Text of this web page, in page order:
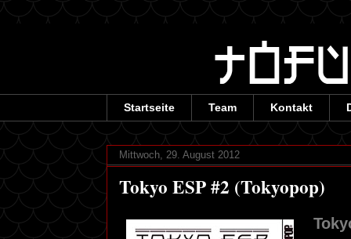
Startseite Team Kontakt
Mittwoch, 29. August 2012
Tokyo ESP #2 (Tokyopop)